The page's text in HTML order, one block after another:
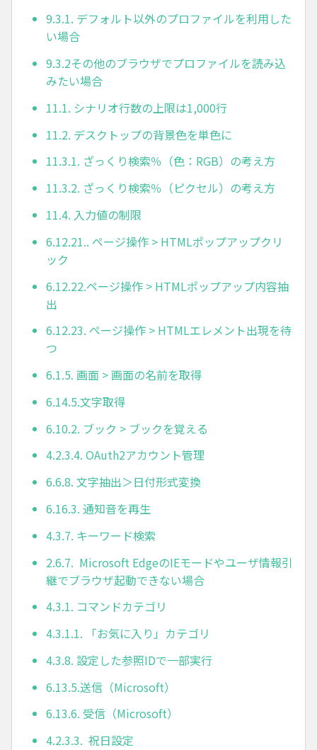
9.3.1. デフォルト以外のプロファイルを利用した
い場合
9.3.2その他のブラウザでプロファイルを読み込
みたい場合
11.1. シナリオ行数の上限は1,000行
11.2. デスクトップの背景色を単色に
11.3.1. ざっくり検索％（色：RGB）の考え方
11.3.2. ざっくり検索％（ピクセル）の考え方
11.4. 入力値の制限
6.12.21.. ページ操作 > HTMLポップアップクリ
ック
6.12.22.ページ操作 > HTMLポップアップ内容抽
出
6.12.23. ページ操作 > HTMLエレメント出現を待
つ
6.1.5. 画面 > 画面の名前を取得
6.14.5.文字取得
6.10.2. ブック > ブックを覚える
4.2.3.4. OAuth2アカウント管理
6.6.8. 文字抽出＞日付形式変換
6.16.3. 通知音を再生
4.3.7. キーワード検索
2.6.7. Microsoft EdgeのIEモードやユーザ情報引
継でブラウザ起動できない場合
4.3.1. コマンドカテゴリ
4.3.1.1. 「お気に入り」カテゴリ
4.3.8. 設定した参照IDで一部実行
6.13.5.送信（Microsoft）
6.13.6. 受信（Microsoft）
4.2.3.3. 祝日設定